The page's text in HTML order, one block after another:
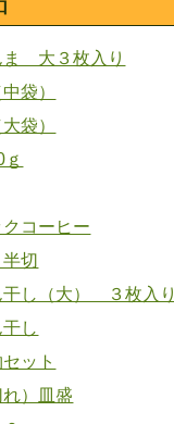
ま 大３枚入り
袋）
袋）
コーヒー
切
干し（大） ３枚入り
し
ット
）皿盛